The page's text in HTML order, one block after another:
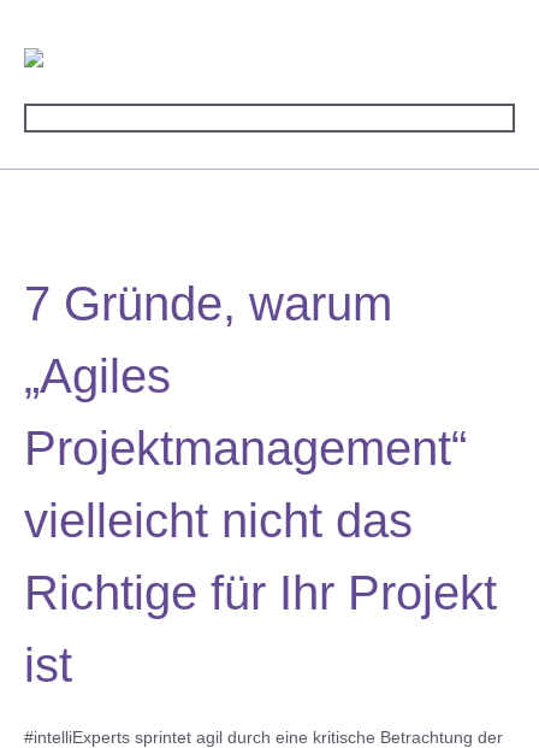
7 Gründe, warum
„Agiles
Projektmanagement“
vielleicht nicht das
Richtige für Ihr Projekt
ist
#intelliExperts sprintet agil durch eine kritische Betrachtung der